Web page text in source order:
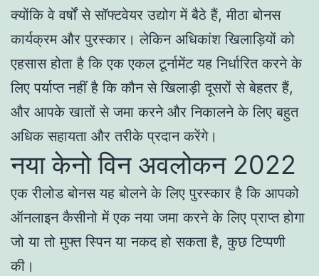
क्योंकि वे वर्षों से सॉफ्टवेयर उद्योग में बैठे हैं, मीठा बोनस
कार्यक्रम और पुरस्कार। लेकिन अधिकांश खिलाड़ियों को
एहसास होता है कि एक एकल टूर्नामेंट यह निर्धारित करने के
लिए पर्याप्त नहीं है कि कौन से खिलाड़ी दूसरों से बेहतर हैं,
और आपके खातों से जमा करने और निकालने के लिए बहुत
अधिक सहायता और तरीके प्रदान करेंगे।
नया केनो विन अवलोकन 2022
एक रीलोड बोनस यह बोलने के लिए पुरस्कार है कि आपको
ऑनलाइन कैसीनो में एक नया जमा करने के लिए प्राप्त होगा
जो या तो मुफ्त स्पिन या नकद हो सकता है, कुछ टिप्पणी
की।